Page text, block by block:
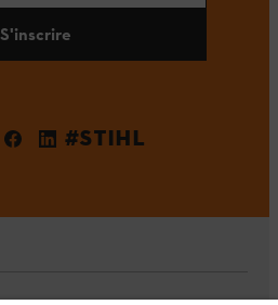
S'inscrire
#STIHL